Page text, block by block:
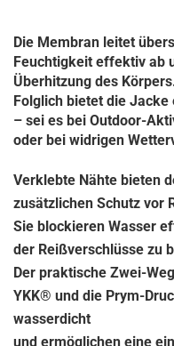
Die Membran leitet
Feuchtigkeit effektiv ab
Überhitzung des
Folglich bietet die
– sei es bei Outdoor-
oder bei widrigen
Verklebte Nähte bieten
zusätzlichen Schutz vor
Sie blockieren Wasser
der Reißverschlüsse zu
Der praktische Zwei-
YKK® und die Prym-
wasserdicht
und ermöglichen eine